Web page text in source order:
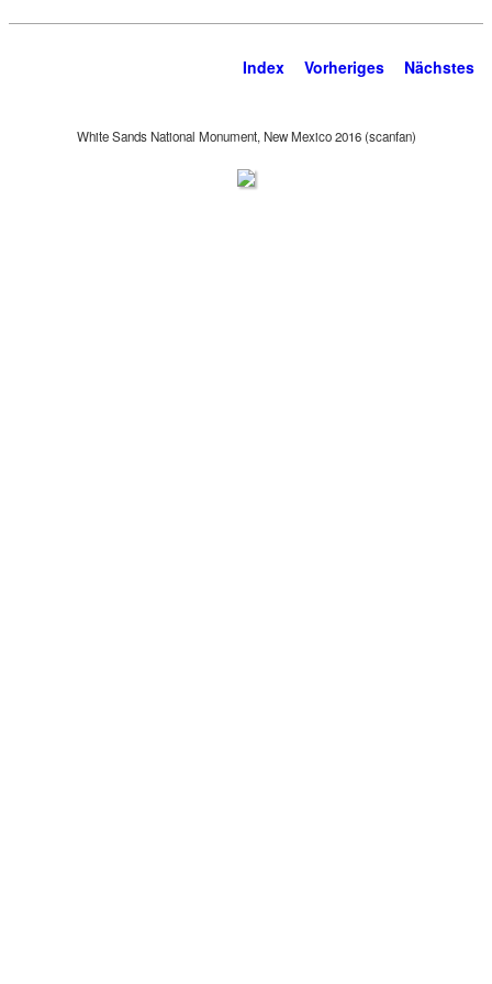
Index Vorheriges Nächstes
White Sands National Monument, New Mexico 2016 (scanfan)